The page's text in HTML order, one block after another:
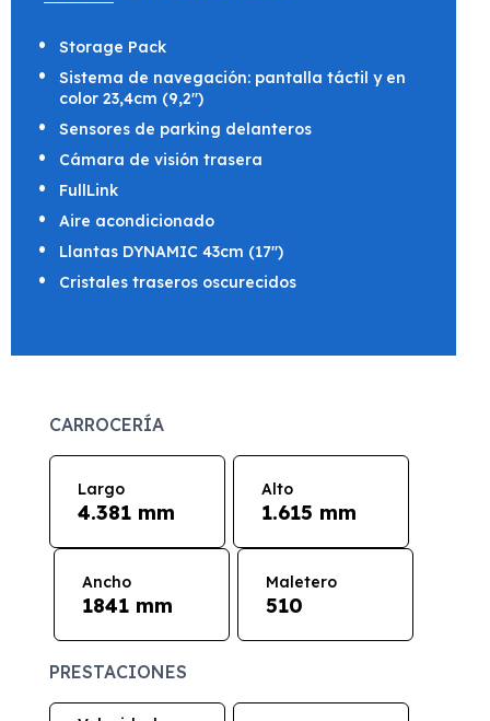
Storage Pack
Sistema de navegación: pantalla táctil y en
color 23,4cm (9,2")
Sensores de parking delanteros
Cámara de visión trasera
FullLink
Aire acondicionado
Llantas DYNAMIC 43cm (17")
Cristales traseros oscurecidos
CARROCERÍA
Largo
4.381 mm
Alto
1.615 mm
Ancho
1841 mm
Maletero
510
PRESTACIONES